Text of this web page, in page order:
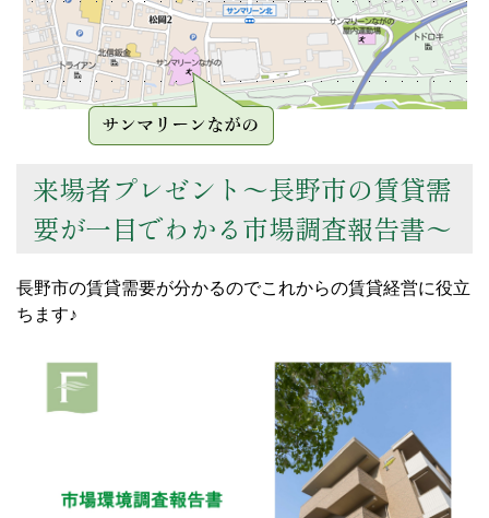
来場者プレゼント～長野市の賃貸需
要が一目でわかる市場調査報告書～
長野市の賃貸需要が分かるのでこれからの賃貸経営に役立
ちます♪